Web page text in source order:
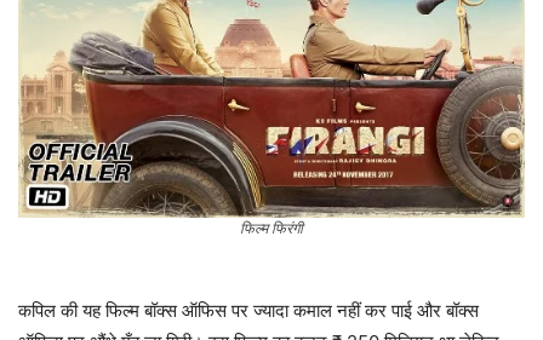
फिल्म फिरंगी
कपिल की यह फिल्म बॉक्स ऑफिस पर ज्यादा कमाल नहीं कर पाई और बॉक्स